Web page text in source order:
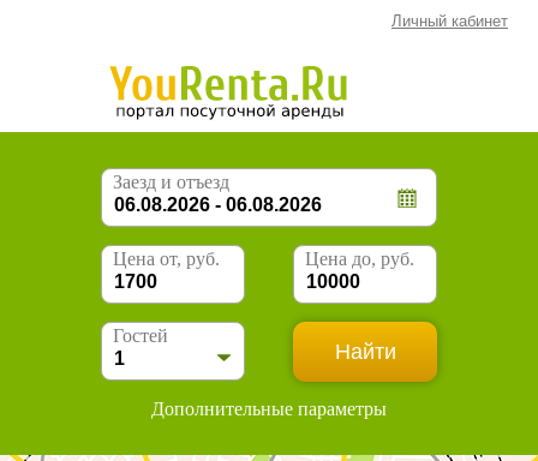
Личный кабинет
Заезд и отъезд
Цена от, руб. Цена до, руб.
Гостей
Дополнительные параметры